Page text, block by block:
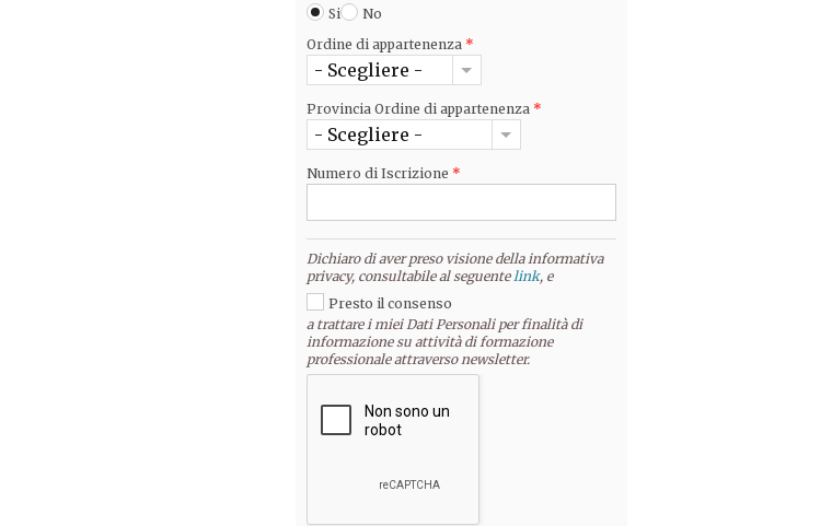
Si
No
Ordine di appartenenza *
- Scegliere -
Provincia Ordine di appartenenza *
- Scegliere -
Numero di Iscrizione *
Dichiaro di aver preso visione della informativa
privacy, consultabile al seguentelink, e
Presto il consenso
a trattare i miei Dati Personali per finalità di
informazione su attività di formazione
professionale attraverso newsletter.